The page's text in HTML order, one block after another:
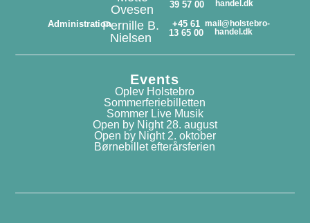
Ovesen
39 57 00
handel.dk
AdministrationPernille B.
Nielsen
+45 61
13 65 00
mail@holstebro-
handel.dk
Events
Oplev Holstebro
Sommerferiebilletten
Sommer Live Musik
Open by Night 28. august
Open by Night 2. oktober
Børnebillet efterårsferien